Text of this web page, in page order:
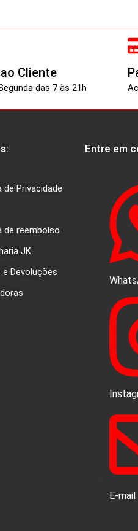
Cliente
das 7 às 21h
de Privacidade
de reembolso
JK
e Devoluções
Entre em
E-mail